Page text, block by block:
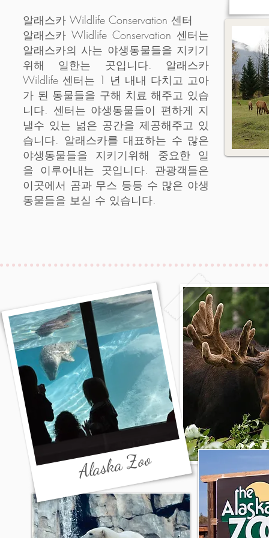
알래스카 Wildlife Conservation 센터
알래스카 Wlidlife Conservation 센터는
알래스카의 사는 야생동물들을 지키기
위해 일한는 곳입니다. 알래스카
Wildlife 센터는 1 년 내내 다치고 고아
가 된 동물들을 구해 치료 해주고 있습
니다. 센터는 야생동물들이 편하게 지
낼수 있는 넒은 공간을 제공해주고 있
습니다. 알래스카를 대표하는 수 많은
야생동물들을 지키기위해 중요한 일
을 이루어내는 곳입니다. 관광객들은
이곳에서 곰과 무스 등등 수 많은 야생
동물들을 보실 수 있습니다.
Alaska Zoo